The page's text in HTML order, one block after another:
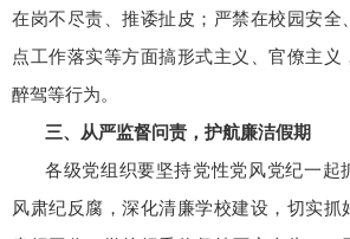
在岗不尽责、推诿扯皮；严禁在校园安全
点工作落实等方面搞形式主义、官僚主义
醉驾等行为。
三、从严监督问责，护航廉洁假期
各级党组织要坚持党性党风党纪一起
风肃纪反腐，深化清廉学校建设，切实抓